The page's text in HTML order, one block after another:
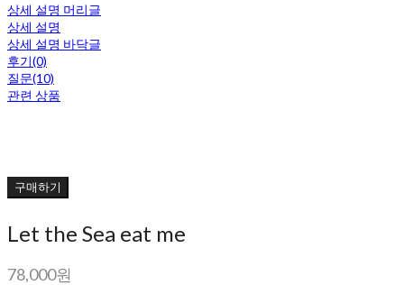
상세 설명 머리글
상세 설명
상세 설명 바닥글
후기(0)
질문(10)
관련 상품
구매하기
Let the Sea eat me
78,000원